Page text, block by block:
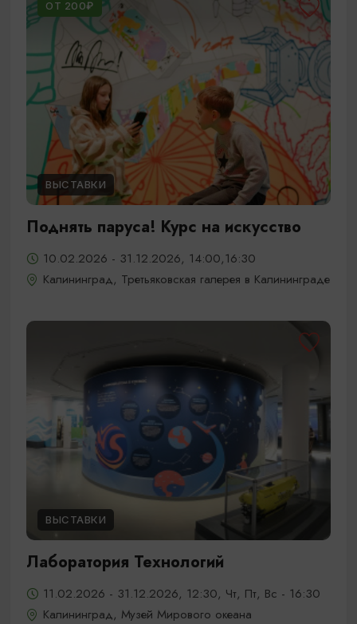
ОТ 200₽
ВЫСТАВКИ
Поднять паруса! Курс на искусство
10.02.2026 - 31.12.2026, 14:00,16:30
Калининград, Третьяковская галерея в Калининграде
ВЫСТАВКИ
Лаборатория Технологий
11.02.2026 - 31.12.2026, 12:30, Чт, Пт, Вс - 16:30
Калининград, Музей Мирового океана